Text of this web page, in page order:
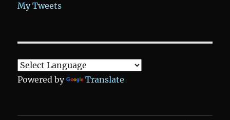
My Tweets
Powered by Translate